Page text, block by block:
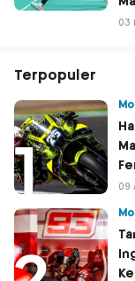
03
Terpopuler
09